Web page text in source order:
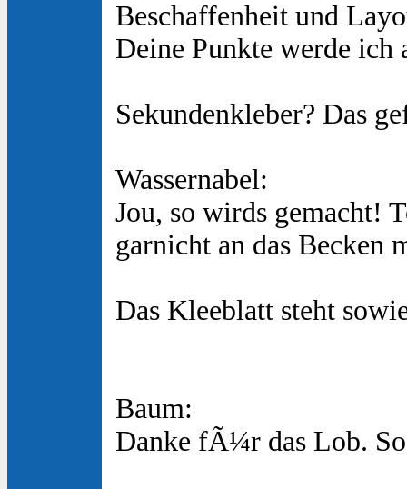
Beschaffenheit und
Deine Punkte werde ich
Sekundenkleber? Das
Wassernabel:
Jou, so wirds gemacht!
garnicht an das Becken
Das Kleeblatt steht
Baum:
Danke fÃ¼r das Lob.